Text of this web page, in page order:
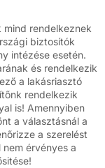
mind rendelkeznek
biztosítók
intézése esetén.
és rendelkezik
a lakásriasztó
rendelkezik
is! Amennyiben
a választásnál a
a szerelést
érvényes a